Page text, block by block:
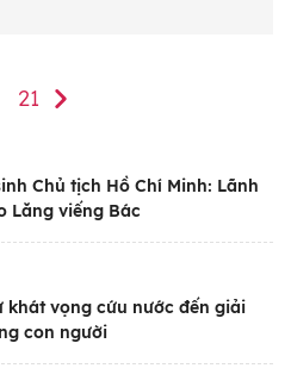
tộc gắn liền với tự do,
dân, với Chủ nghĩa xã
là điểm khởi đầu của
dựng một nước Việt
nhất, độc lập, Nhân
sống ấm no, tự do,
hành, được phát triển
hưởng thành quả của
21
Chủ tịch Hồ Chí Minh: Lãnh
Lăng viếng Bác
khát vọng cứu nước đến giải
con người